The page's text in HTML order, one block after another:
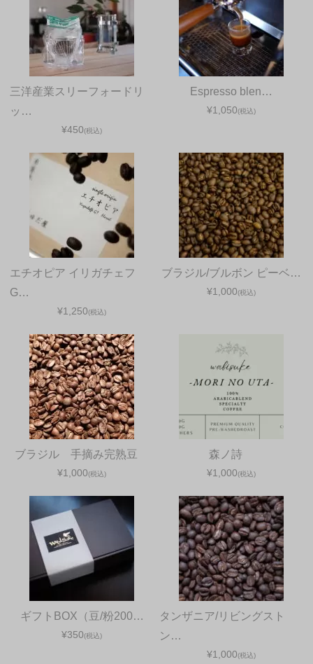
三洋産業スリーフォードリ
ッ…
¥450(税込)
Espresso blen…
¥1,050(税込)
エチオピア イリガチェフ
G…
¥1,250(税込)
ブラジル/ブルボン ピーベ…
¥1,000(税込)
ブラジル 手摘み完熟豆
¥1,000(税込)
森ノ詩
¥1,000(税込)
ギフトBOX（豆/粉200…
¥350(税込)
タンザニア/リビングスト
ン…
¥1,000(税込)